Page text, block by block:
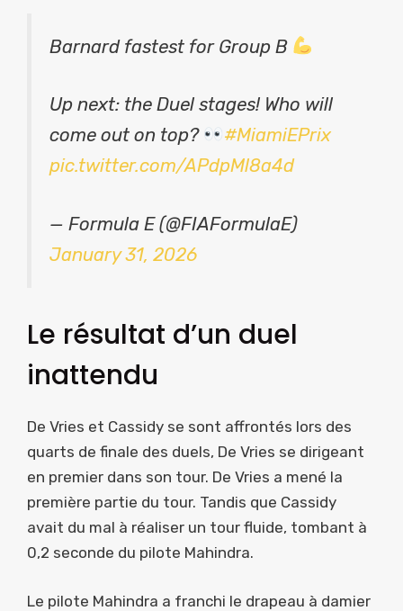
Barnard fastest for Group B
Up next: the Duel stages! Who will
come out on top?
#MiamiEPrix
pic.twitter.com/APdpMl8a4d
— Formula E (@FIAFormulaE)
January 31, 2026
Le résultat d’un duel
inattendu
De Vries et Cassidy se sont affrontés lors des
quarts de finale des duels, De Vries se dirigeant
en premier dans son tour. De Vries a mené la
première partie du tour. Tandis que Cassidy
avait du mal à réaliser un tour fluide, tombant à
0,2 seconde du pilote Mahindra.
Le pilote Mahindra a franchi le drapeau à damier